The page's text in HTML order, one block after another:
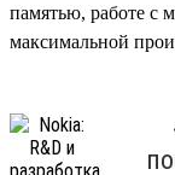
памятью, работе с
максимальной